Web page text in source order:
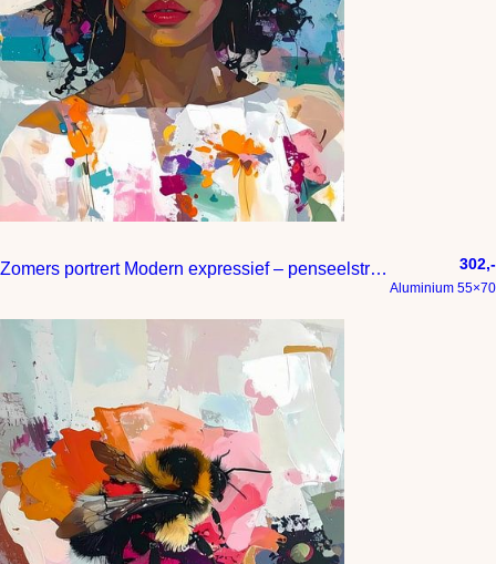
Zomers portrert Modern expressief – penseelstreken en abstracte kleurige vlakken 302,-
Aluminium 55×70